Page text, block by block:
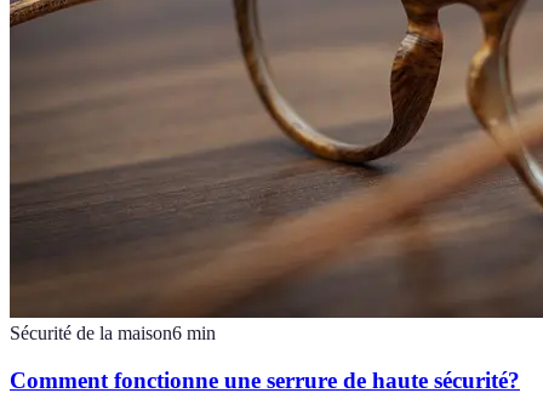
Sécurité de la maison6 min
Comment fonctionne une serrure de haute sécurité?